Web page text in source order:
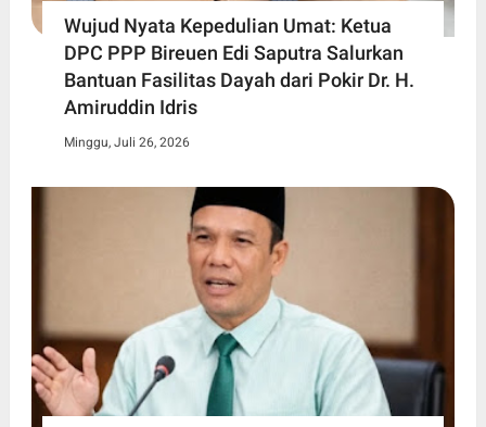
Wujud Nyata Kepedulian Umat: Ketua
DPC PPP Bireuen Edi Saputra Salurkan
Bantuan Fasilitas Dayah dari Pokir Dr. H.
Amiruddin Idris
Minggu, Juli 26, 2026